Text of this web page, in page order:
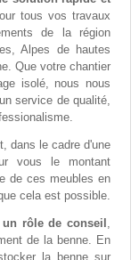
tous vos travaux
de la région
Alpes de hautes
Que votre chantier
isolé, nous nous
service de qualité,
dans le cadre d'une
vous le montant
de ces meubles en
cela est possible.
rôle de conseil ,
de la benne. En
la benne sur